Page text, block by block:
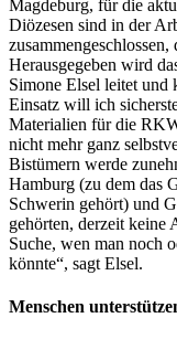
Magdeburg, für die
Diözesen sind in der
Herausgegeben wird
Simone Elsel leitet
Einsatz will ich
Materialien für die
nicht mehr ganz
Bistümern werde
Hamburg (zu dem das
Schwerin gehört) und
gehörten, derzeit keine
Suche, wen man noch
könnte“, sagt Elsel.
Menschen